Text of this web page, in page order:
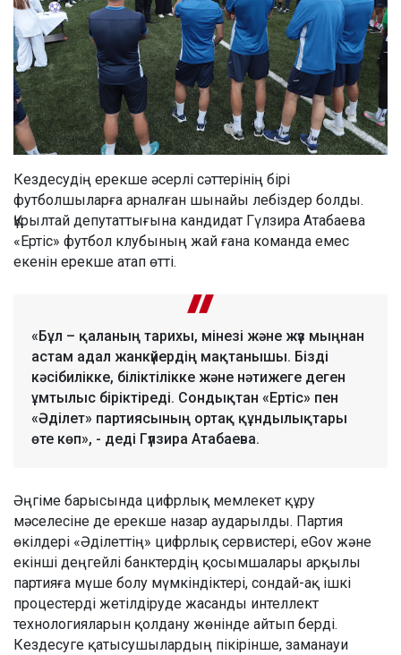
Кездесудің ерекше әсерлі сәттерінің бірі
футболшыларға арналған шынайы лебіздер болды.
Құрылтай депутаттығына кандидат Гүлзира Атабаева
«Ертіс» футбол клубының жай ғана команда емес
екенін ерекше атап өтті.
«Бұл – қаланың тарихы, мінезі және жүз мыңнан
астам адал жанкүйердің мақтанышы. Бізді
кәсібилікке, біліктілікке және нәтижеге деген
ұмтылыс біріктіреді. Сондықтан «Ертіс» пен
«Әділет» партиясының ортақ құндылықтары
өте көп», - деді Гүлзира Атабаева.
Әңгіме барысында цифрлық мемлекет құру
мәселесіне де ерекше назар аударылды. Партия
өкілдері «Әділеттің» цифрлық сервистері, eGov және
екінші деңгейлі банктердің қосымшалары арқылы
партияға мүше болу мүмкіндіктері, сондай-ақ ішкі
процестерді жетілдіруде жасанды интеллект
технологияларын қолдану жөнінде айтып берді.
Кездесуге қатысушылардың пікірінше, заманауи